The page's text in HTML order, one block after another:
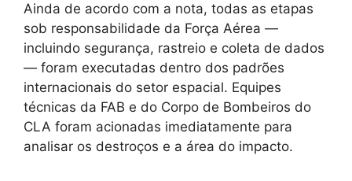
Ainda de acordo com a nota, todas as etapas
sob responsabilidade da Força Aérea —
incluindo segurança, rastreio e coleta de dados
— foram executadas dentro dos padrões
internacionais do setor espacial. Equipes
técnicas da FAB e do Corpo de Bombeiros do
CLA foram acionadas imediatamente para
analisar os destroços e a área do impacto.